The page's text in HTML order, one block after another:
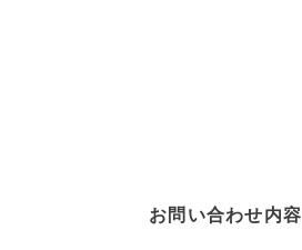
お問い合わせ内容